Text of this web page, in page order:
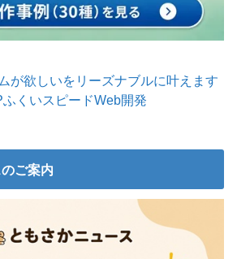
が欲しいをリーズナブルに叶えます
ふくいスピードWeb開発
ご案内